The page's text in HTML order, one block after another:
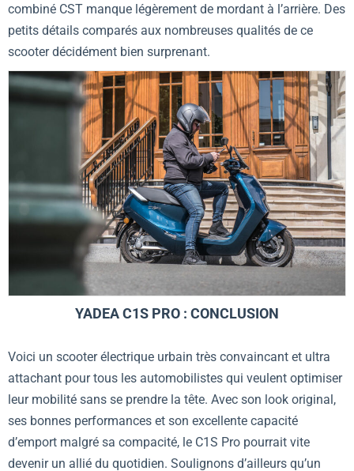
combiné CST manque légèrement de mordant à l’arrière. Des
petits détails comparés aux nombreuses qualités de ce
scooter décidément bien surprenant.
YADEA C1S PRO : CONCLUSION
Voici un scooter électrique urbain très convaincant et ultra
attachant pour tous les automobilistes qui veulent optimiser
leur mobilité sans se prendre la tête. Avec son look original,
ses bonnes performances et son excellente capacité
d’emport malgré sa compacité, le C1S Pro pourrait vite
devenir un allié du quotidien. Soulignons d’ailleurs qu’un